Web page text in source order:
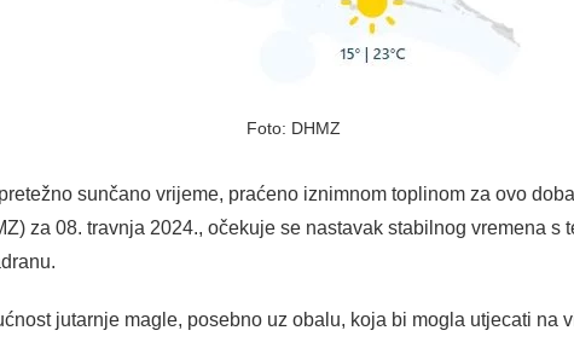
Foto: DHMZ
sunčano vrijeme, praćeno iznimnom toplinom za ovo
za 08. travnja 2024., očekuje se nastavak stabilnog vremena s
jutarnje magle, posebno uz obalu, koja bi mogla utjecati na